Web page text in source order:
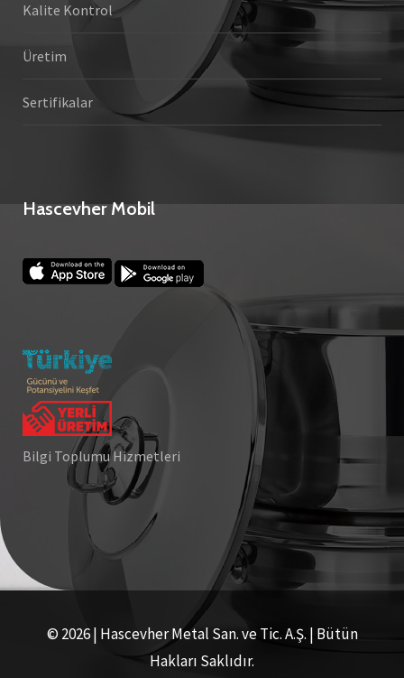
Kalite Kontrol
Üretim
Sertifikalar
Hascevher Mobil
Bilgi Toplumu Hizmetleri
© 2026 | Hascevher Metal San. ve Tic. A.Ş. | Bütün
Hakları Saklıdır.